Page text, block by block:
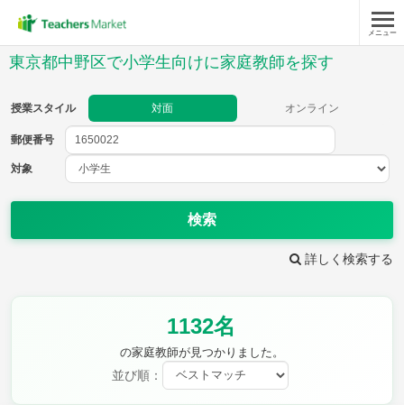
メニュー
東京都中野区で小学生向けに家庭教師を探す
授業スタイル 対面 オンライン
郵便番号
対象
検索
詳しく検索する
1132名
の家庭教師が見つかりました。
並び順：
郵便番号
教科
算数 理科
保健・体育 図画工作 書写